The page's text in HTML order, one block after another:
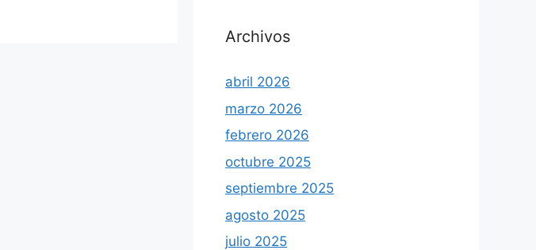
Archivos
abril 2026
marzo 2026
febrero 2026
octubre 2025
septiembre 2025
agosto 2025
julio 2025